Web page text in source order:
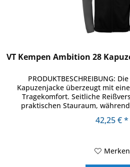
VT Kempen Ambition 28
PRODUKTBESCHREIBUNG:
Kapuzenjacke überzeugt mit
Tragekomfort. Seitliche
praktischen Stauraum,
42,25 € *
Merken